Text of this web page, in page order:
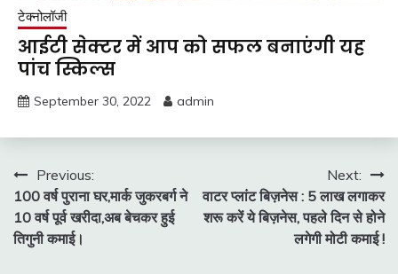
टेक्नोलॉजी
आईटी सेक्टर में आप को सफल बनाएंगी यह
पांच स्किल्स
September 30, 2022 admin
Post
navigation
Previous:
100 वर्ष पुराना घर,मार्क जुकरबर्ग ने
10 वर्ष पूर्व खरीदा,अब बेचकर हुई
तिगुनी कमाई।
Next:
वाटर प्लांट बिज़नेस : 5 लाख लगाकर
शरू करें ये बिज़नेस, पहले दिन से होने
लगेगी मोटी कमाई !